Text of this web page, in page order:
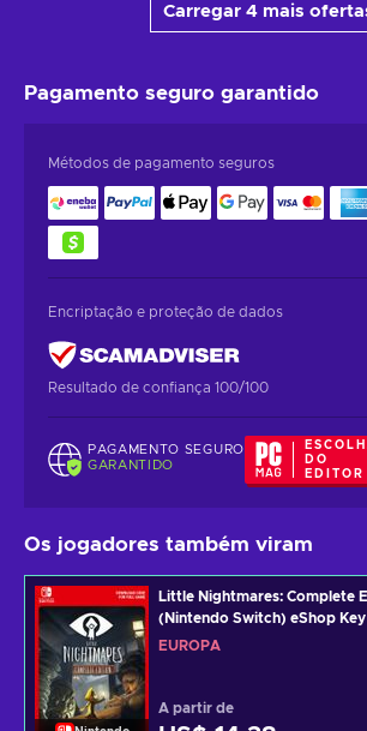
Carregar 4 mais
Pagamento seguro garantido
Métodos de pagamento seguros
Encriptação e proteção de dados
Resultado de confiança 100/100
PAGAMENTO SEGURO
GARANTIDO
DO
EDITOR
Os jogadores também viram
Little Nightmares: Complete
(Nintendo Switch) eShop Key
EUROPA
A partir de